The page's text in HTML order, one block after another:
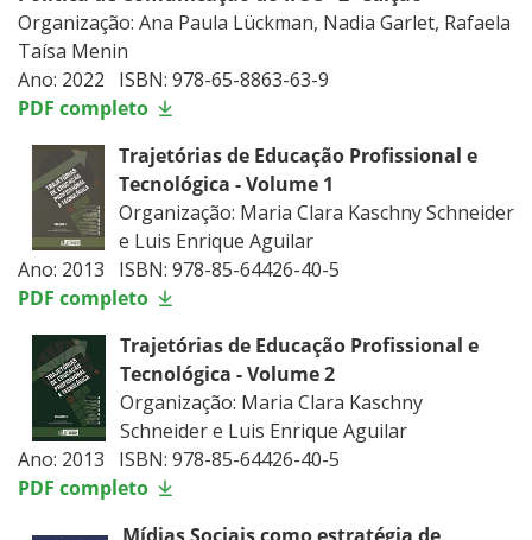
Organização: Ana Paula Lückman, Nadia Garlet, Rafaela
Taísa Menin
Ano: 2022 ISBN: 978-65-8863-63-9
PDF completo
Trajetórias de Educação Profissional e
Tecnológica - Volume 1
Organização: Maria Clara Kaschny Schneider
e Luis Enrique Aguilar
Ano: 2013 ISBN: 978-85-64426-40-5
PDF completo
Trajetórias de Educação Profissional e
Tecnológica - Volume 2
Organização: Maria Clara Kaschny
Schneider e Luis Enrique Aguilar
Ano: 2013 ISBN: 978-85-64426-40-5
PDF completo